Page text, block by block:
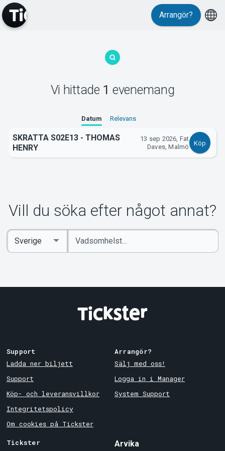
Arrangör?
Vi hittade 1 evenemang
Datum Relevans
SKRATTA S02E13 - THOMAS
HENRY
13 sep 2026, Fat
Daves, Malmö
Köp
Vill du söka efter något annat?
Ange
sökord
Select
Country
Support
Ladda ner biljett
Support
Köp- och leveransvillkor
Integritetspolicy
Om cookies på Tickster
Arrangör?
Sälj med oss!
Logga in i Manager
System Support
Tickster
Arvika